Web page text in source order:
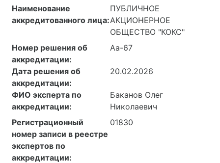
Наименование
аккредитованного лица:
ПУБЛИЧНОЕ
АКЦИОНЕРНОЕ
ОБЩЕСТВО "КОКС"
Номер решения об
аккредитации:
Аа-67
Дата решения об
аккредитации:
20.02.2026
ФИО эксперта по
аккредитации:
Баканов Олег
Николаевич
Регистрационный
номер записи в реестре
экспертов по
аккредитации:
01830